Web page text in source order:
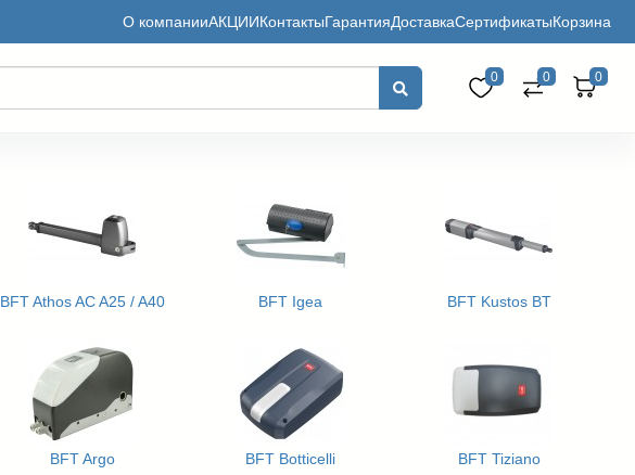
О компанииАКЦИИКонтактыГарантияДоставкаСертификатыКорзина
0 0 0
BFT Athos AC A25 / A40 BFT Igea BFT Kustos BT
BFT Argo BFT Botticelli BFT Tiziano